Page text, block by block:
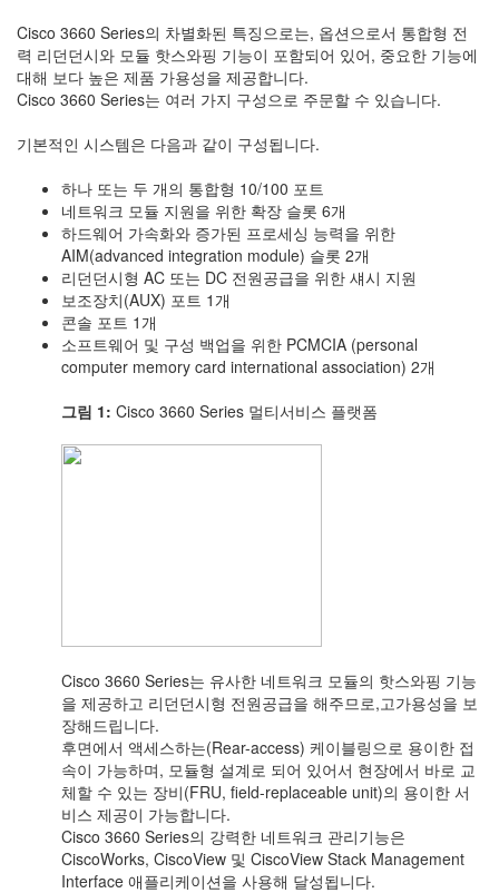
Cisco 3660 Series의 차별화된 특징으로는, 옵션으로서 통합형 전
력 리던던시와 모듈 핫스와핑 기능이 포함되어 있어, 중요한 기능에
대해 보다 높은 제품 가용성을 제공합니다.
Cisco 3660 Series는 여러 가지 구성으로 주문할 수 있습니다.
기본적인 시스템은 다음과 같이 구성됩니다.
하나 또는 두 개의 통합형 10/100 포트
네트워크 모듈 지원을 위한 확장 슬롯 6개
하드웨어 가속화와 증가된 프로세싱 능력을 위한
AIM(advanced integration module) 슬롯 2개
리던던시형 AC 또는 DC 전원공급을 위한 섀시 지원
보조장치(AUX) 포트 1개
콘솔 포트 1개
소프트웨어 및 구성 백업을 위한 PCMCIA (personal
computer memory card international association) 2개
그림 1: Cisco 3660 Series 멀티서비스 플랫폼
Cisco 3660 Series는 유사한 네트워크 모듈의 핫스와핑 기능
을 제공하고 리던던시형 전원공급을 해주므로,고가용성을 보
장해드립니다.
후면에서 액세스하는(Rear-access) 케이블링으로 용이한 접
속이 가능하며, 모듈형 설계로 되어 있어서 현장에서 바로 교
체할 수 있는 장비(FRU, field-replaceable unit)의 용이한 서
비스 제공이 가능합니다.
Cisco 3660 Series의 강력한 네트워크 관리기능은
CiscoWorks, CiscoView 및 CiscoView Stack Management
Interface 애플리케이션을 사용해 달성됩니다.